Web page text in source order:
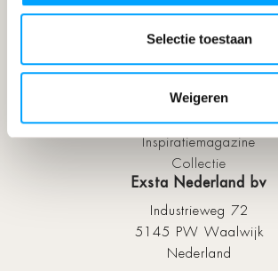
Selectie toestaan
Weigeren
Service
Garantie
Over Exsta
Over ons
Ontwerpstudio
Portfolio & Nieuws
Inspiratiemagazine
Collectie
Exsta Nederland bv
Industrieweg 72
5145 PW Waalwijk
Nederland